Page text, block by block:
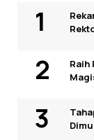
Raih